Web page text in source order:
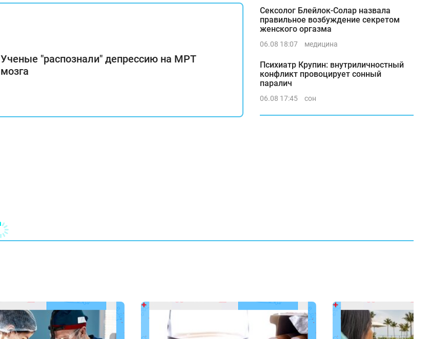
Ученые "распознали" депрессию на МРТ
мозга
Сексолог Блейлок-Солар назвала
правильное возбуждение секретом
женского оргазма
06.08 18:07 медицина
Психиатр Крупин: внутриличностный
конфликт провоцирует сонный
паралич
06.08 17:45 сон